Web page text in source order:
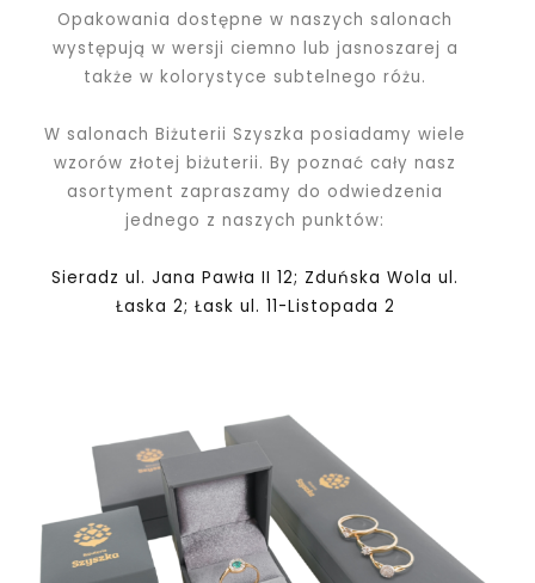
Opakowania dostępne w naszych salonach
występują w wersji ciemno lub jasnoszarej a
także w kolorystyce subtelnego różu.
W salonach Biżuterii Szyszka posiadamy wiele
wzorów złotej biżuterii. By poznać cały nasz
asortyment zapraszamy do odwiedzenia
jednego z naszych punktów:
Sieradz ul. Jana Pawła II 12; Zduńska Wola ul.
Łaska 2; Łask ul. 11-Listopada 2